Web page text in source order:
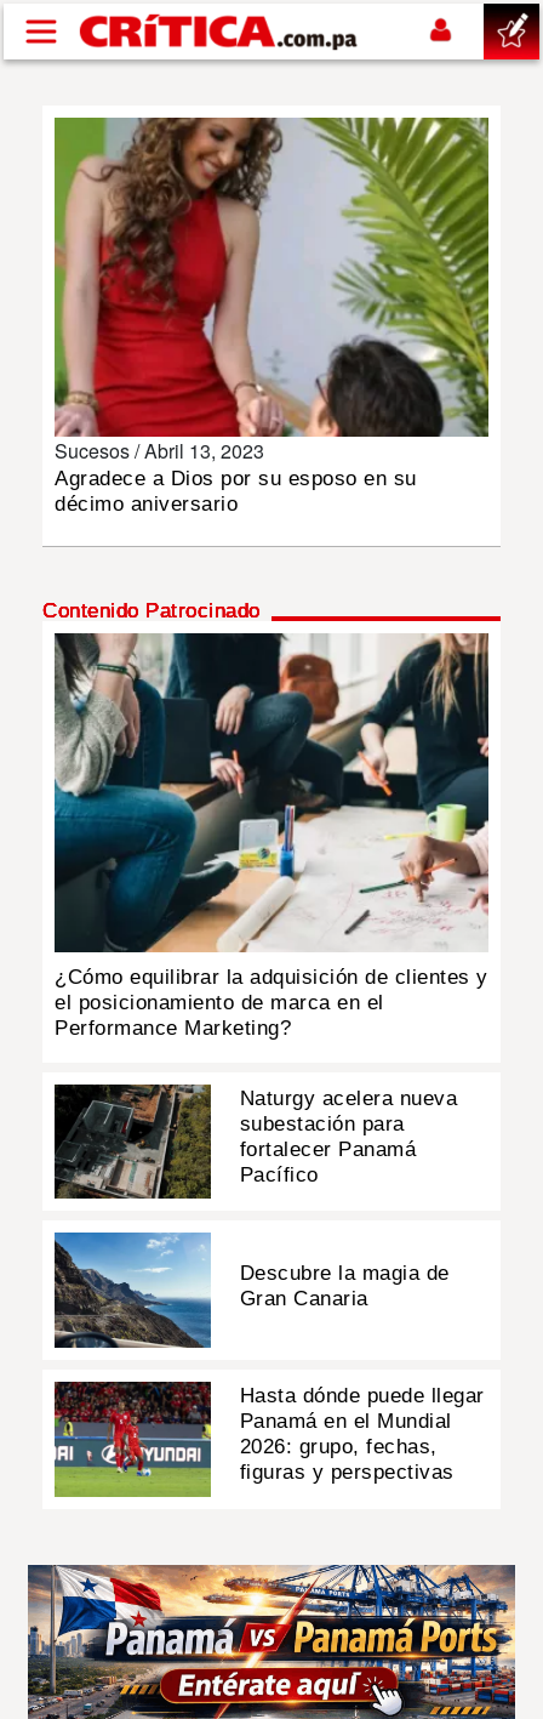
Pasar al contenido principal
SUCESOS
NACIONAL
SHOW
DEPORTES
MULTIMEDIA
IMPRESO
Sucesos /Abril 13, 2023
Agradece a Dios por su esposo en su
décimo aniversario
Contenido Patrocinado
¿Cómo equilibrar la adquisición de clientes y
el posicionamiento de marca en el
Performance Marketing?
Naturgy acelera nueva
subestación para
fortalecer Panamá
Pacífico
Descubre la magia de
Gran Canaria
Hasta dónde puede llegar
Panamá en el Mundial
2026: grupo, fechas,
figuras y perspectivas